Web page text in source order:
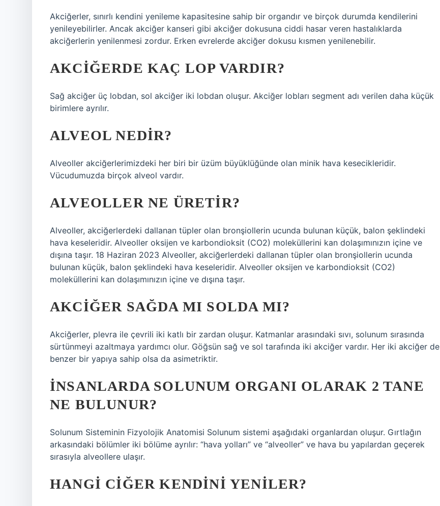
Akciğerler, sınırlı kendini yenileme kapasitesine sahip bir organdır ve birçok durumda kendilerini
yenileyebilirler. Ancak akciğer kanseri gibi akciğer dokusuna ciddi hasar veren hastalıklarda
akciğerlerin yenilenmesi zordur. Erken evrelerde akciğer dokusu kısmen yenilenebilir.
AKCIĞERDE KAÇ LOP VARDIR?
Sağ akciğer üç lobdan, sol akciğer iki lobdan oluşur. Akciğer lobları segment adı verilen daha küçük
birimlere ayrılır.
ALVEOL NEDIR?
Alveoller akciğerlerimizdeki her biri bir üzüm büyüklüğünde olan minik hava kesecikleridir.
Vücudumuzda birçok alveol vardır.
ALVEOLLER NE ÜRETIR?
Alveoller, akciğerlerdeki dallanan tüpler olan bronşiollerin ucunda bulunan küçük, balon şeklindeki
hava keseleridir. Alveoller oksijen ve karbondioksit (CO2) moleküllerini kan dolaşımınızın içine ve
dışına taşır. 18 Haziran 2023 Alveoller, akciğerlerdeki dallanan tüpler olan bronşiollerin ucunda
bulunan küçük, balon şeklindeki hava keseleridir. Alveoller oksijen ve karbondioksit (CO2)
moleküllerini kan dolaşımınızın içine ve dışına taşır.
AKCIĞER SAĞDA MI SOLDA MI?
Akciğerler, plevra ile çevrili iki katlı bir zardan oluşur. Katmanlar arasındaki sıvı, solunum sırasında
sürtünmeyi azaltmaya yardımcı olur. Göğsün sağ ve sol tarafında iki akciğer vardır. Her iki akciğer de
benzer bir yapıya sahip olsa da asimetriktir.
İNSANLARDA SOLUNUM ORGANI OLARAK 2 TANE
NE BULUNUR?
Solunum Sisteminin Fizyolojik Anatomisi Solunum sistemi aşağıdaki organlardan oluşur. Gırtlağın
arkasındaki bölümler iki bölüme ayrılır: “hava yolları” ve “alveoller” ve hava bu yapılardan geçerek
sırasıyla alveollere ulaşır.
HANGI CIĞER KENDINI YENILER?